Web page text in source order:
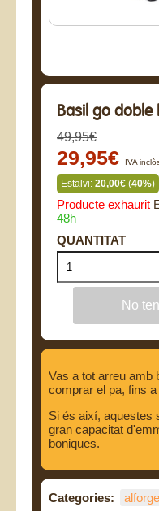
Basil go doble
49,95€
29,95€ IVA
Estalvi: 20,00€ (40%)
Producte exhaurit
48h
Vas a tot arreu amb
comprar el pa, fins
Si és així, aquestes
gran capacitat
boniques.
Categories: